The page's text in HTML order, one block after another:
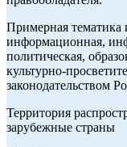
Примерная тематика
информационная,
политическая,
культурно-
законодательством
Территория
зарубежные страны